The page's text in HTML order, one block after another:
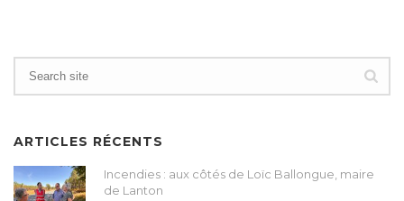
ARTICLES RÉCENTS
Incendies : aux côtés de Loïc Ballongue, maire
de Lanton